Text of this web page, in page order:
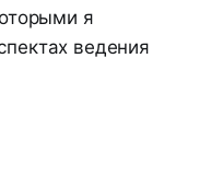
я
ведения